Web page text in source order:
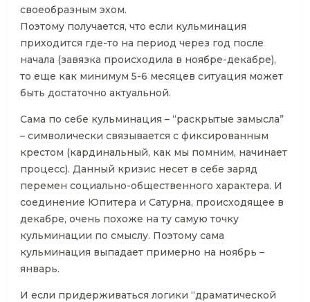
своеобразным эхом.
Поэтому получается, что если кульминация
приходится где-то на период через год после
начала (завязка происходила в ноябре-декабре),
то еще как минимум 5-6 месяцев ситуация может
быть достаточно актуальной.
Сама по себе кульминация – “раскрытые замысла”
– символически связывается с фиксированным
крестом (кардинальный, как мы помним, начинает
процесс). Данный кризис несет в себе заряд
перемен социально-общественного характера. И
соединение Юпитера и Сатурна, происходящее в
декабре, очень похоже на ту самую точку
кульминации по смыслу. Поэтому сама
кульминация выпадает примерно на ноябрь –
январь.
И если придерживаться логики “драматической